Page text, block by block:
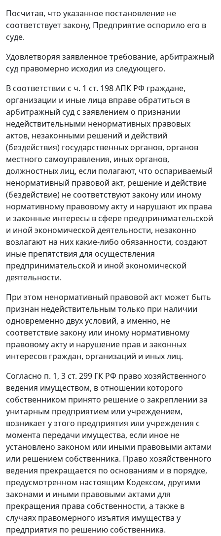
Посчитав, что указанное постановление не
соответствует закону, Предприятие оспорило его в
суде.
Удовлетворяя заявленное требование, арбитражный
суд правомерно исходил из следующего.
В соответствии с ч. 1 ст. 198 АПК РФ граждане,
организации и иные лица вправе обратиться в
арбитражный суд с заявлением о признании
недействительными ненормативных правовых
актов, незаконными решений и действий
(бездействия) государственных органов, органов
местного самоуправления, иных органов,
должностных лиц, если полагают, что оспариваемый
ненормативный правовой акт, решение и действие
(бездействие) не соответствуют закону или иному
нормативному правовому акту и нарушают их права
и законные интересы в сфере предпринимательской
и иной экономической деятельности, незаконно
возлагают на них какие-либо обязанности, создают
иные препятствия для осуществления
предпринимательской и иной экономической
деятельности.
При этом ненормативный правовой акт может быть
признан недействительным только при наличии
одновременно двух условий, а именно, не
соответствие закону или иному нормативному
правовому акту и нарушение прав и законных
интересов граждан, организаций и иных лиц.
Согласно п. 1, 3 ст. 299 ГК РФ право хозяйственного
ведения имуществом, в отношении которого
собственником принято решение о закреплении за
унитарным предприятием или учреждением,
возникает у этого предприятия или учреждения с
момента передачи имущества, если иное не
установлено законом или иными правовыми актами
или решением собственника. Право хозяйственного
ведения прекращается по основаниям и в порядке,
предусмотренном настоящим Кодексом, другими
законами и иными правовыми актами для
прекращения права собственности, а также в
случаях правомерного изъятия имущества у
предприятия по решению собственника.